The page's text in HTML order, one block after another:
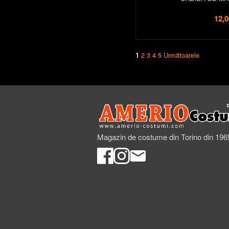
1 2 3 4 5 Următoarele
Magazin de costume din Torino din